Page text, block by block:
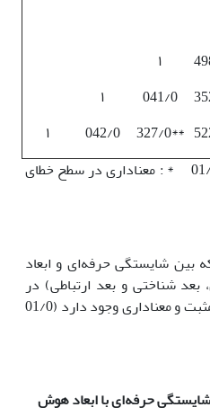
۱
041/0
۱
**327/0
042/0
۱
** : معناداری در سطح خطای 01/0 * : معناداری در سطح خطای
که بین شایستگی حرفه‌ای و ابعاد
بعد شناختی و بعد ارتباطی) در
سطح اطمینان 99 درصد رابطه مثبت و معناداری وجود دارد (01/0
شایستگی حرفه‌ای با ابعاد هوش